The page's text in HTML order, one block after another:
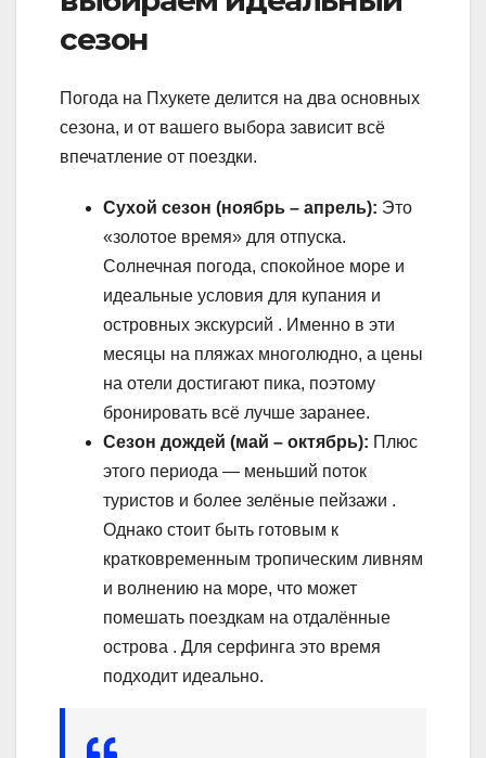
сезон
Погода на Пхукете делится на два основных
сезона, и от вашего выбора зависит всё
впечатление от поездки.
Сухой сезон (ноябрь – апрель): Это
«золотое время» для отпуска.
Солнечная погода, спокойное море и
идеальные условия для купания и
островных экскурсий . Именно в эти
месяцы на пляжах многолюдно, а цены
на отели достигают пика, поэтому
бронировать всё лучше заранее.
Сезон дождей (май – октябрь): Плюс
этого периода — меньший поток
туристов и более зелёные пейзажи .
Однако стоит быть готовым к
кратковременным тропическим ливням
и волнению на море, что может
помешать поездкам на отдалённые
острова . Для серфинга это время
подходит идеально.